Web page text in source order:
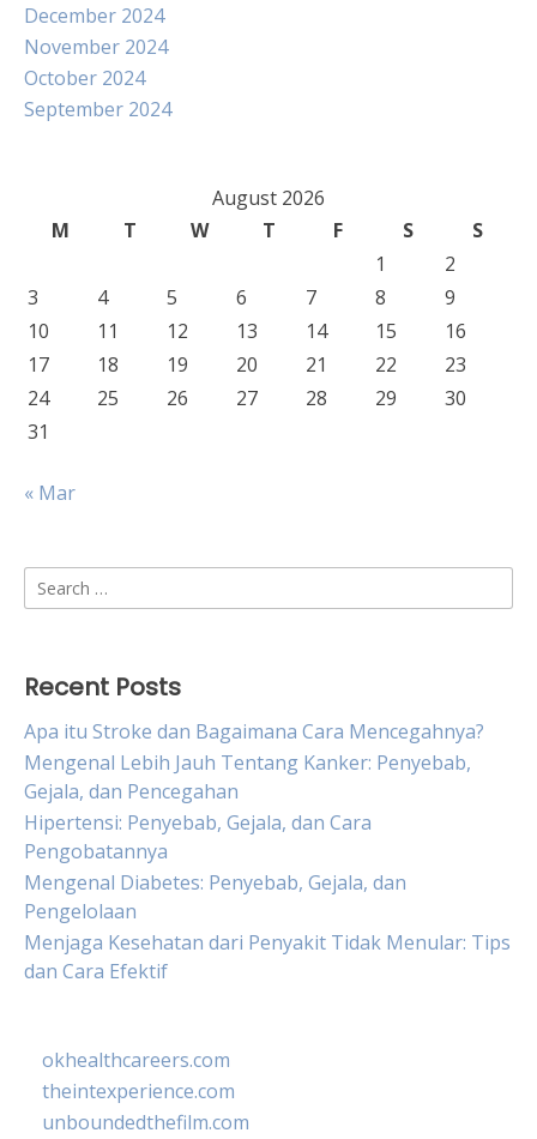
December 2024
November 2024
October 2024
September 2024
August 2026
M
T W T F S
S
1
2
3
4 5 6 7 8
9
10
11 12 13 14 15
16
17
18 19 20 21 22
23
24
25 26 27 28 29
30
31
« Mar
Search
for:
Recent Posts
Apa itu Stroke dan Bagaimana Cara Mencegahnya?
Mengenal Lebih Jauh Tentang Kanker: Penyebab,
Gejala, dan Pencegahan
Hipertensi: Penyebab, Gejala, dan Cara
Pengobatannya
Mengenal Diabetes: Penyebab, Gejala, dan
Pengelolaan
Menjaga Kesehatan dari Penyakit Tidak Menular: Tips
dan Cara Efektif
okhealthcareers.com
theintexperience.com
unboundedthefilm.com